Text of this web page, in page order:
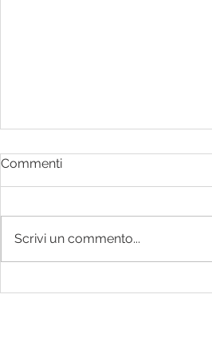
Commenti
Scrivi un commento...